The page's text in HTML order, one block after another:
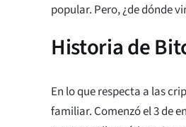
popular. Pero, ¿de dónde
Historia de
En lo que respecta a las
familiar. Comenzó el 3 de